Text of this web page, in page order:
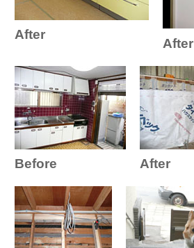
After
After
Before After